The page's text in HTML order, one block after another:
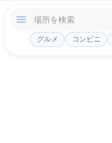
グルメ コンビニ